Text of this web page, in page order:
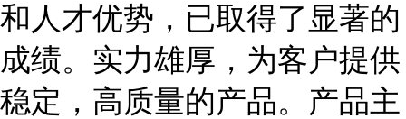
和人才优势，已取得了显著的
成绩。实力雄厚，为客户提供
稳定，高质量的产品。产品主